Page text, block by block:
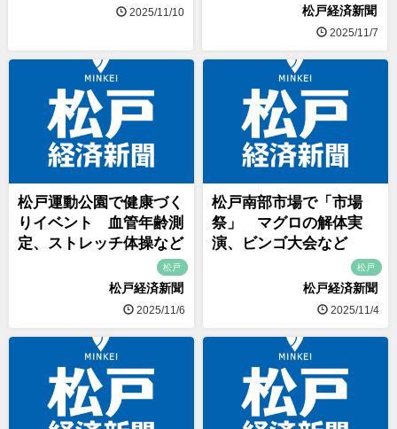
2025/11/10 松戸経済新聞
2025/11/7
松戸運動公園で健康づく
りイベント 血管年齢測
定、ストレッチ体操など
松戸
松戸経済新聞
2025/11/6
松戸南部市場で「市場
祭」 マグロの解体実
演、ビンゴ大会など
松戸
松戸経済新聞
2025/11/4